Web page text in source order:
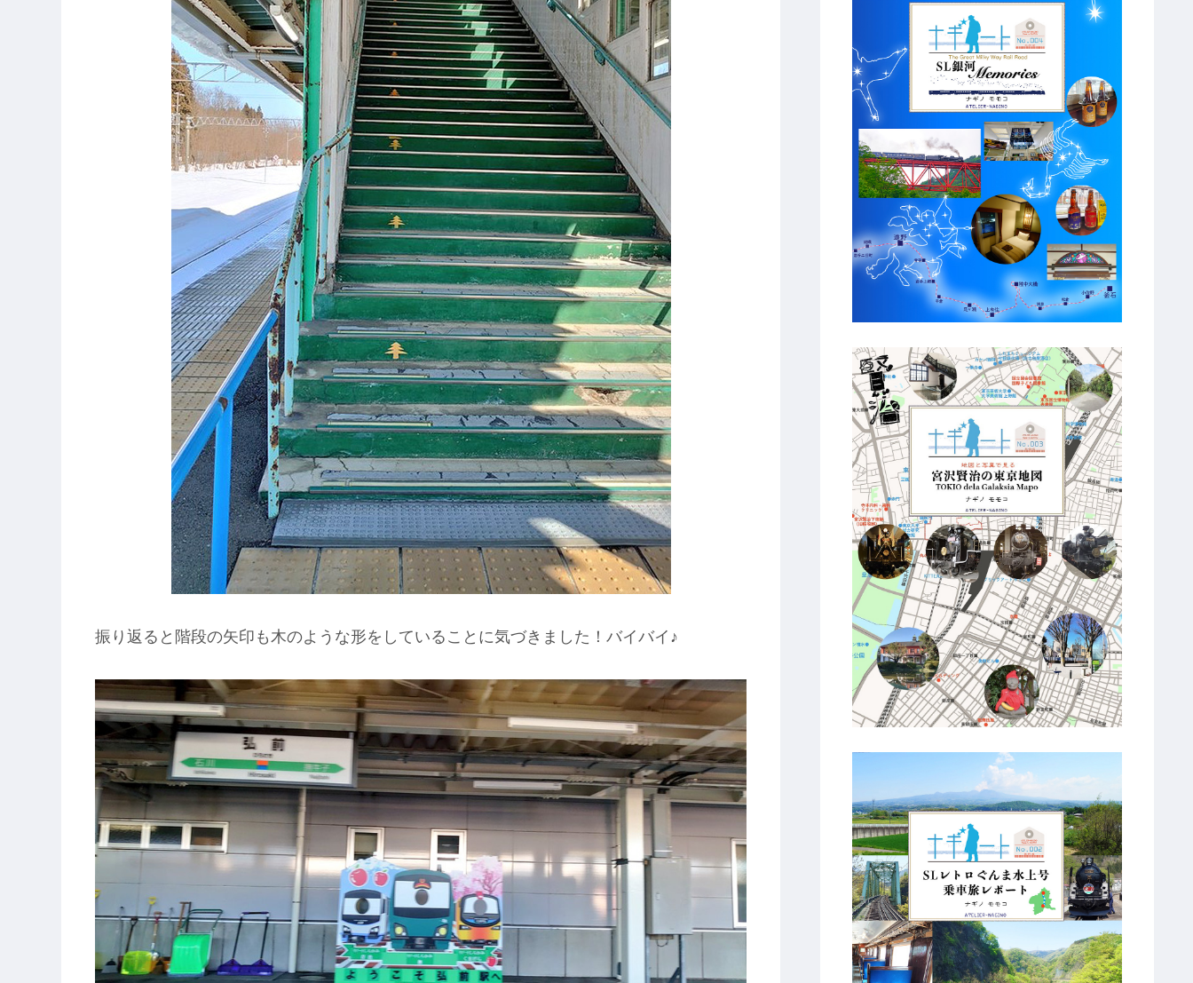
振り返ると階段の矢印も木のような形をしていることに気づきました！バイバイ♪